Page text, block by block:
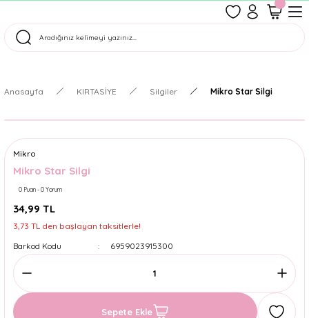
Tüm Siparişler Aynı Gün Kargoda!
Anasayfa KIRTASİYE Silgiler Mikro Star Silgi
Mikro
Mikro Star Silgi
0 Puan - 0 Yorum
34,99 TL
3,73 TL den başlayan taksitlerle!
Barkod Kodu
6959023915300
Sepete Ekle